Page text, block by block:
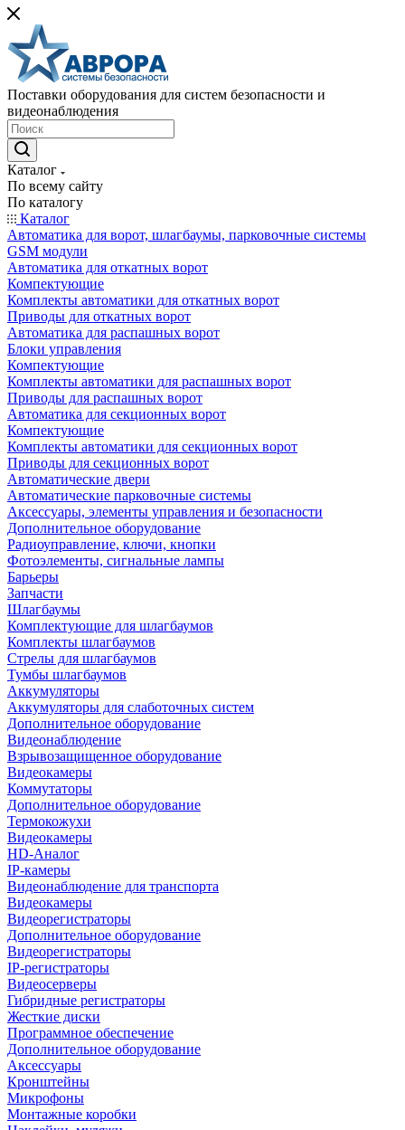
Поставки оборудования для систем безопасности и
видеонаблюдения
Каталог
По всему сайту
По каталогу
Каталог
Автоматика для ворот, шлагбаумы, парковочные системы
GSM модули
Автоматика для откатных ворот
Компектующие
Комплекты автоматики для откатных ворот
Приводы для откатных ворот
Автоматика для распашных ворот
Блоки управления
Компектующие
Комплекты автоматики для распашных ворот
Приводы для распашных ворот
Автоматика для секционных ворот
Компектующие
Комплекты автоматики для секционных ворот
Приводы для секционных ворот
Автоматические двери
Автоматические парковочные системы
Аксессуары, элементы управления и безопасности
Дополнительное оборудование
Радиоуправление, ключи, кнопки
Фотоэлементы, сигнальные лампы
Барьеры
Запчасти
Шлагбаумы
Комплектующие для шлагбаумов
Комплекты шлагбаумов
Стрелы для шлагбаумов
Тумбы шлагбаумов
Аккумуляторы
Аккумуляторы для слаботочных систем
Дополнительное оборудование
Видеонаблюдение
Взрывозащищенное оборудование
Видеокамеры
Коммутаторы
Дополнительное оборудование
Термокожухи
Видеокамеры
HD-Аналог
IP-камеры
Видеонаблюдение для транспорта
Видеокамеры
Видеорегистраторы
Дополнительное оборудование
Видеорегистраторы
IP-регистраторы
Видеосерверы
Гибридные регистраторы
Жесткие диски
Программное обеспечение
Дополнительное оборудование
Аксессуары
Кронштейны
Микрофоны
Монтажные коробки